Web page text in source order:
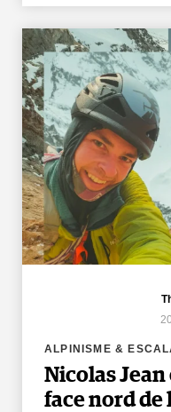
ALPINISME &
Nicolas Jean
face nord de